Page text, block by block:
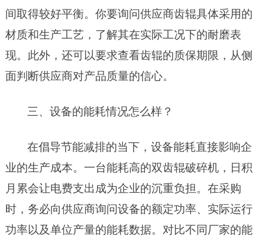
间取得较好平衡。你要询问供应商齿辊具体采用的
材质和生产工艺，了解其在实际工况下的耐磨表
现。此外，还可以要求查看齿辊的质保期限，从侧
面判断供应商对产品质量的信心。
三、设备的能耗情况怎么样？
在倡导节能减排的当下，设备能耗直接影响企
业的生产成本。一台能耗高的双齿辊破碎机，日积
月累会让电费支出成为企业的沉重负担。在采购
时，务必向供应商询问设备的额定功率、实际运行
功率以及单位产量的能耗数据。对比不同厂家的能